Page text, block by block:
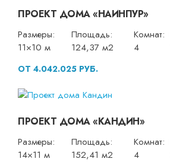
ПРОЕКТ ДОМА «НАИНПУР»
Размеры:
11×10 м
Площадь:
124,37 м2
Комнат:
4
ОТ 4.042.025 РУБ.
ПРОЕКТ ДОМА «КАНДИН»
Размеры:
14×11 м
Площадь:
152,41 м2
Комнат:
4